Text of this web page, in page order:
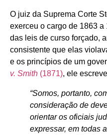
O juiz da Suprema Corte
exerceu o cargo de 1863
das leis de curso forçado,
consistente que elas
e os princípios de um
v. Smith (1871), ele
“Somos, portanto,
consideração de
orientar os oficiais
expressar, em todas